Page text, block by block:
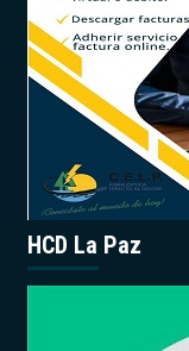
HCD La Paz